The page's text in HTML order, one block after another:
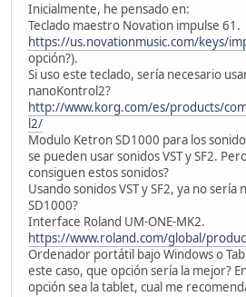
Inicialmente, he pensado en:
Teclado maestro Novation impulse 61.
https://us.novationmusic.com/keys/
opción?).
Si uso este teclado, sería necesario
nanoKontrol2?
http://www.korg.com/es/products/
l2/
Modulo Ketron SD1000 para los
se pueden usar sonidos VST y SF2.
consiguen estos sonidos?
Usando sonidos VST y SF2, ya no
SD1000?
Interface Roland UM-ONE-MK2.
https://www.roland.com/global/
Ordenador portátil bajo Windows o
este caso, que opción sería la mejor?
opción sea la tablet, cual me